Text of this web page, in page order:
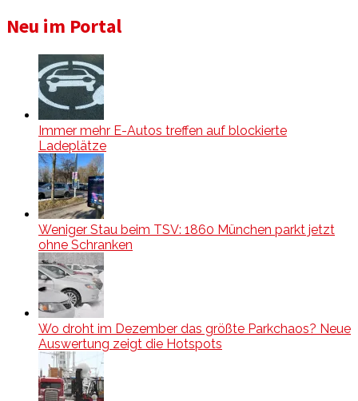
Neu im Portal
Immer mehr E-Autos treffen auf blockierte
Ladeplätze
Weniger Stau beim TSV: 1860 München parkt jetzt
ohne Schranken
Wo droht im Dezember das größte Parkchaos? Neue
Auswertung zeigt die Hotspots